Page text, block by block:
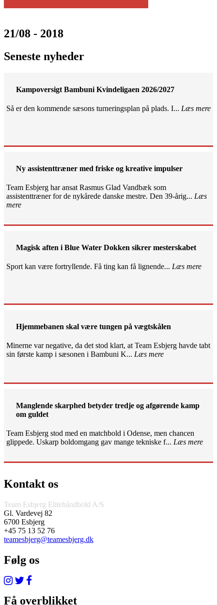
21/08 - 2018
Seneste nyheder
Kampoversigt Bambuni Kvindeligaen 2026/2027
Så er den kommende sæsons turneringsplan på plads. I... Læs mere
Ny assistenttræner med friske og kreative impulser
Team Esbjerg har ansat Rasmus Glad Vandbæk som
assistenttræner for de nykårede danske mestre. Den 39-årig... Læs
mere
Magisk aften i Blue Water Dokken sikrer mesterskabet
Sport kan være fortryllende. Få ting kan få lignende... Læs mere
Hjemmebanen skal være tungen på vægtskålen
Minerne var negative, da det stod klart, at Team Esbjerg havde tabt
sin første kamp i sæsonen i Bambuni K... Læs mere
Manglende skarphed betyder tredje og afgørende kamp
om guldet
Team Esbjerg stod med en matchbold i Odense, men chancen
glippede. Uskarp boldomgang gav mange tekniske f... Læs mere
Kontakt os
Team Esbjerg Elitehåndbold A/S
Gl. Vardevej 82
6700 Esbjerg
+45 75 13 52 76
teamesbjerg@teamesbjerg.dk
Følg os
Få overblikket